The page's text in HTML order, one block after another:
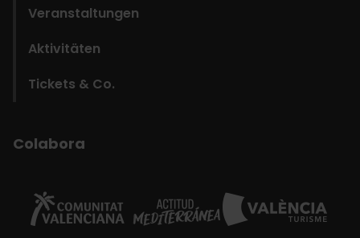
Veranstaltungen
Aktivitäten
Tickets & Co.
Colabora